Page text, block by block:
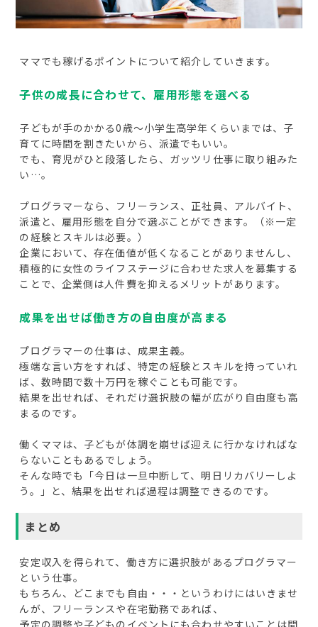
ママでも稼げるポイントについて紹介していきます。
子供の成長に合わせて、雇用形態を選べる
子どもが手のかかる0歳～小学生高学年くらいまでは、子
育てに時間を割きたいから、派遣でもいい。
でも、育児がひと段落したら、ガッツリ仕事に取り組みた
い…。
プログラマーなら、フリーランス、正社員、アルバイト、
派遣と、雇用形態を自分で選ぶことができます。（※一定
の経験とスキルは必要。）
企業において、存在価値が低くなることがありませんし、
積極的に女性のライフステージに合わせた求人を募集する
ことで、企業側は人件費を抑えるメリットがあります。
成果を出せば働き方の自由度が高まる
プログラマーの仕事は、成果主義。
極端な言い方をすれば、特定の経験とスキルを持っていれ
ば、数時間で数十万円を稼ぐことも可能です。
結果を出せれば、それだけ選択肢の幅が広がり自由度も高
まるのです。
働くママは、子どもが体調を崩せば迎えに行かなければな
らないこともあるでしょう。
そんな時でも「今日は一旦中断して、明日リカバリーしよ
う。」と、結果を出せれば過程は調整できるのです。
まとめ
安定収入を得られて、働き方に選択肢があるプログラマー
という仕事。
もちろん、どこまでも自由・・・というわけにはいきませ
んが、フリーランスや在宅勤務であれば、